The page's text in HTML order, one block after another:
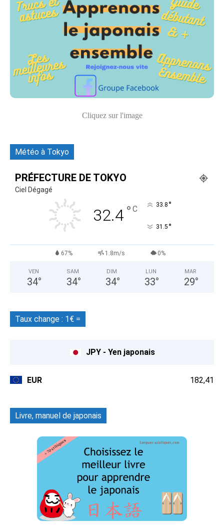
Cliquez sur l'image
Météo à Tokyo
PRÉFECTURE DE TOKYO
Ciel Dégagé
32.4 ° C 33.8 °
31.5 °
67% 1.8m/s 0%
VEN
34°
SAM
34°
DIM
34°
LUN
33°
MAR
29°
Taux change : 1€ =
JPY - Yen japonais
EUR 182,41
Livre, manuel de japonais